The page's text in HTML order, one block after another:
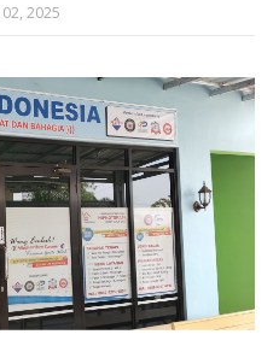
2025